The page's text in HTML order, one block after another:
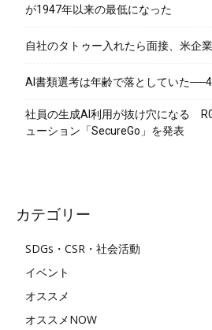
が1947年以来の最低になった
自社のタトゥー入れたら面接、米企
AI書類選考は年齢で落としていた
社員の生成AI利用が抜け穴になる
ューション「SecureGo」を発表
カテゴリー
SDGs・CSR・社会活動
イベント
オススメ
オススメNOW